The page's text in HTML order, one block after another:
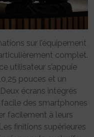
sur l’équipement
complet.
utilisateur s’appuie
pouces et un
écrans intégrés
facile des smartphones
facilement à leurs
finitions supérieures